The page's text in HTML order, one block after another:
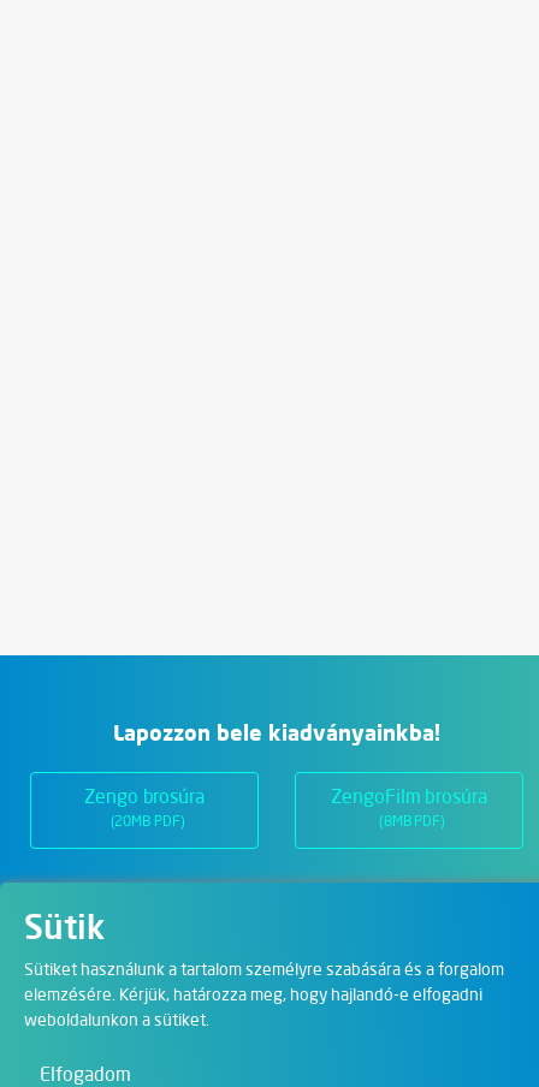
Sütik
Sütiket használunk a tartalom személyre szabására és a forgalom
elemzésére. Kérjük, határozza meg, hogy hajlandó-e elfogadni
weboldalunkon a sütiket.
Elfogadom
Lapozzon bele kiadványainkba!
Zengo brosúra
(20MB PDF)
ZengoFilm brosúra
(8MB PDF)
Digitális megoldások